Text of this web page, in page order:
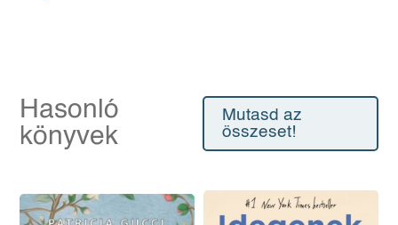
Hasonló
könyvek
Mutasd az
összeset!